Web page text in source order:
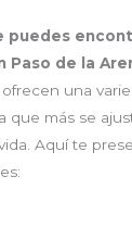
puedes
Paso de la
una
que más se
Aquí te